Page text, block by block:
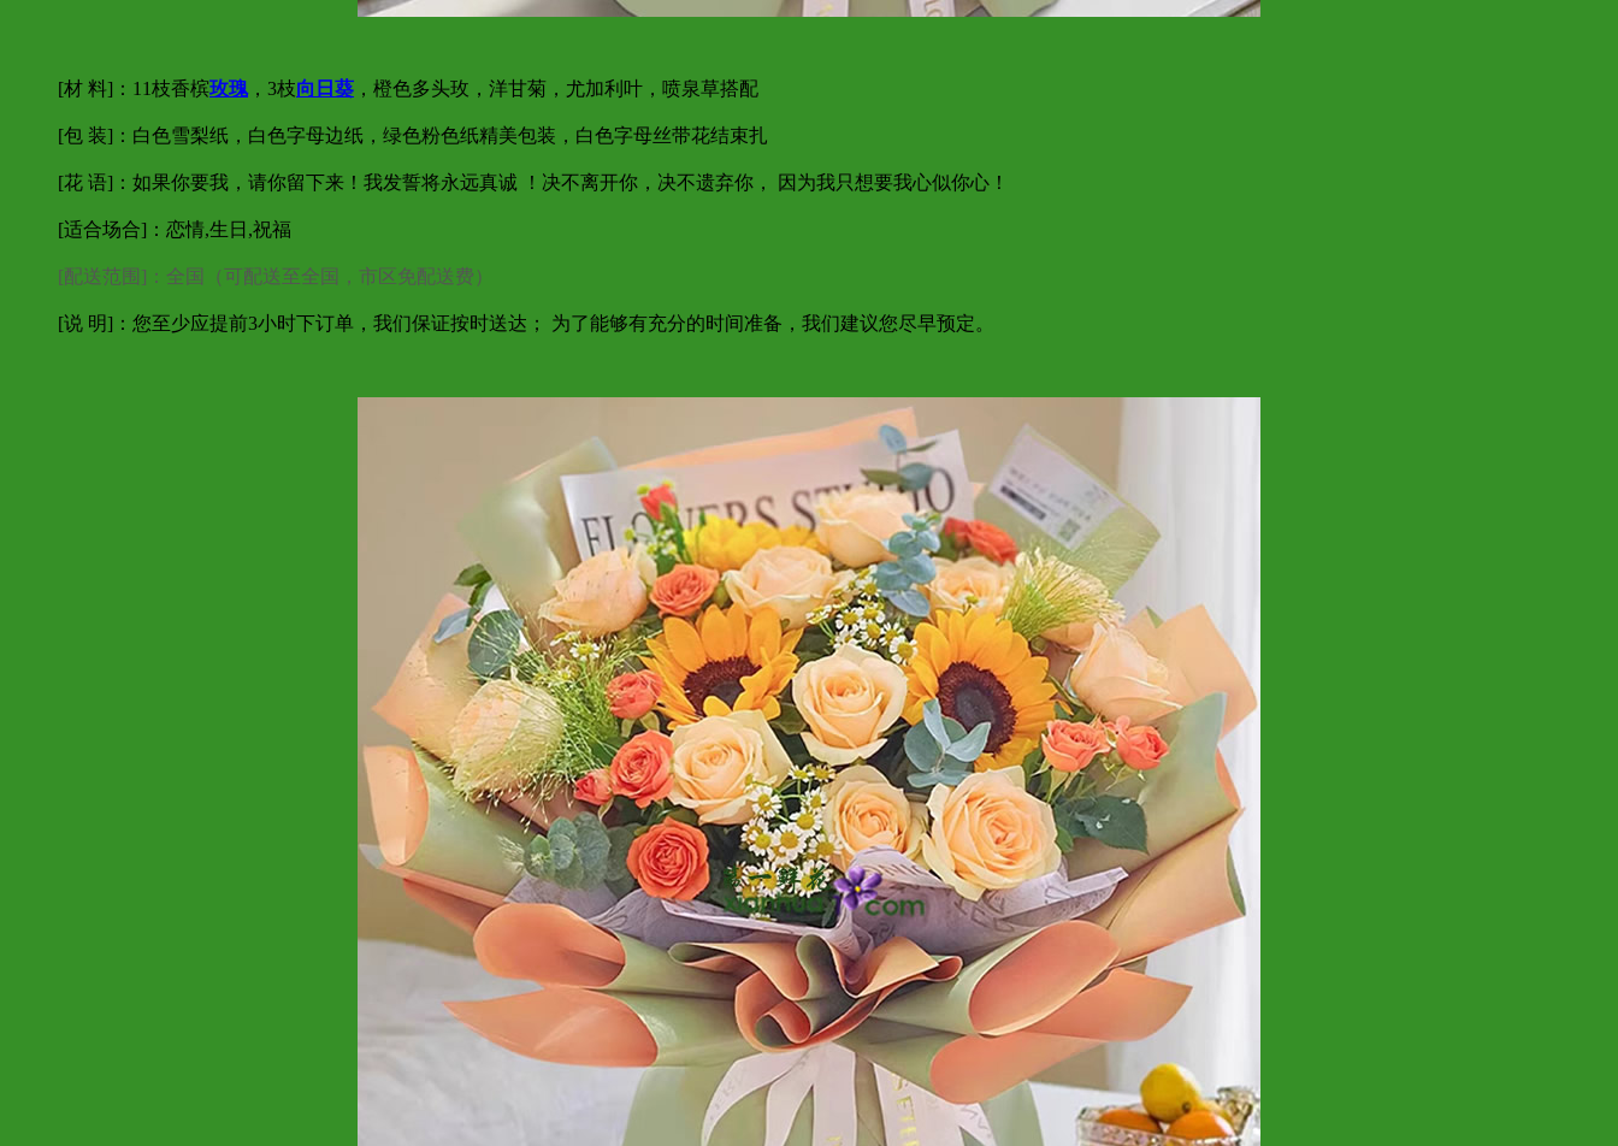
[材 料]：11枝香槟玫瑰，3枝向日葵 ，橙色多头玫，洋甘菊，尤加利叶，喷泉草搭配
[包 装]：白色雪梨纸，白色字母边纸，绿色粉色纸精美包装，白色字母丝带花结束扎
[花 语]：如果你要我，请你留下来！我发誓将永远真诚 ！决不离开你，决不遗弃你， 因为我只想要我心似你心！
[适合场合]：恋情,生日,祝福
[配送范围]：全国（可配送至全国，市区免配送费）
[说 明]：您至少应提前3小时下订单，我们保证按时送达； 为了能够有充分的时间准备，我们建议您尽早预定。